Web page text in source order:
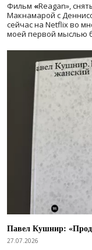
Фильм «Reagan»,
Макнамарой с
сейчас на Netflix во
моей первой мыслью
Павел Кушнир:
27.07.2026